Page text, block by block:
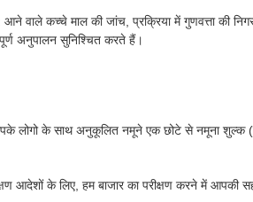
आने वाले कच्चे माल की जांच, प्रक्रिया में गुणवत्ता
पूर्ण अनुपालन सुनिश्चित करते हैं।
लोगो के साथ अनुकूलित नमूने एक छोटे से नमूना शुल्क
आदेशों के लिए, हम बाजार का परीक्षण करने में आपकी